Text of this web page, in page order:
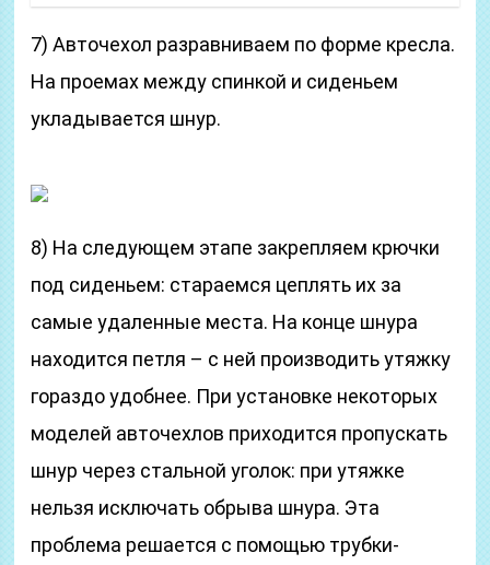
7) Авточехол разравниваем по форме кресла.
На проемах между спинкой и сиденьем
укладывается шнур.
8) На следующем этапе закрепляем крючки
под сиденьем: стараемся цеплять их за
самые удаленные места. На конце шнура
находится петля – с ней производить утяжку
гораздо удобнее. При установке некоторых
моделей авточехлов приходится пропускать
шнур через стальной уголок: при утяжке
нельзя исключать обрыва шнура. Эта
проблема решается с помощью трубки-